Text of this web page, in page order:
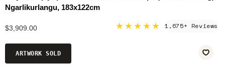
Ngarlikurlangu, 183x122cm
$3,909.00 ★★★★★ 1,675+ Reviews
ARTWORK SOLD